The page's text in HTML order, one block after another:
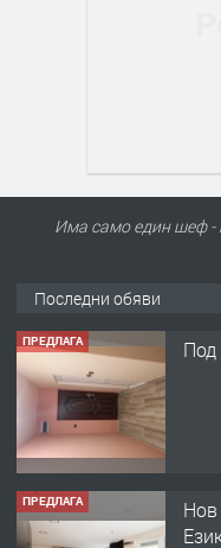
Има само един шеф -
Последни обяви
ПРЕДЛАГА
ПРЕДЛАГА
Нов